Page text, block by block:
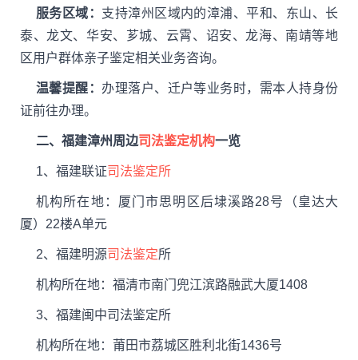
服务区域： 支持漳州区域内的漳浦、平和、东山、长
泰、龙文、华安、芗城、云霄、诏安、龙海、南靖等地
区用户群体亲子鉴定相关业务咨询。
温馨提醒： 办理落户、迁户等业务时，需本人持身份
证前往办理。
二、福建漳州周边司法鉴定机构一览
1、福建联证司法鉴定所
机构所在地：厦门市思明区后埭溪路28号（皇达大
厦）22楼A单元
2、福建明源司法鉴定所
机构所在地：福清市南门兜江滨路融武大厦1408
3、福建闽中司法鉴定所
机构所在地：莆田市荔城区胜利北街1436号